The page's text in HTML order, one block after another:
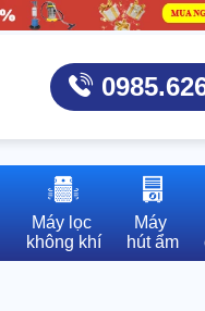
Máy lọc
không khí
Máy
hút ẩm